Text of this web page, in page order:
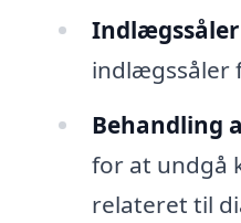
indlægssåler
Behandling
for at undgå
relateret til